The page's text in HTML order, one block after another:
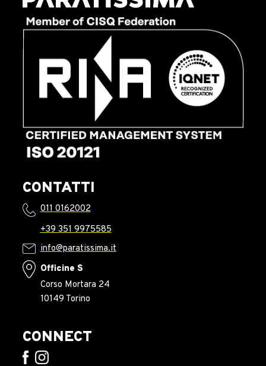
CONTATTI
011 0162002
+39 351 9975585
info@paratissima.it
Officine S
Corso Mortara 24
10149 Torino
CONNECT